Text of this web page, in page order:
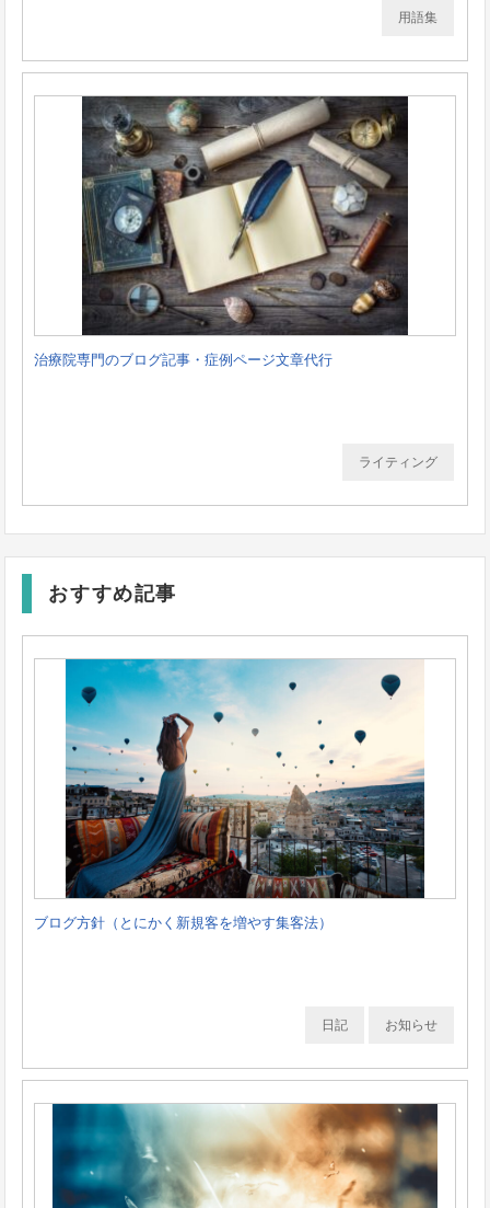
用語集
治療院専門のブログ記事・症例ページ文章代行
ライティング
おすすめ記事
ブログ方針（とにかく新規客を増やす集客法）
お知らせ
日記